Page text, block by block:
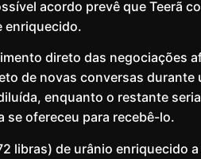
acordo prevê que Teerã
enriquecido.
direto das negociações
de novas conversas durante
enquanto o restante
se ofereceu para recebê-lo.
libras) de urânio enriquecido